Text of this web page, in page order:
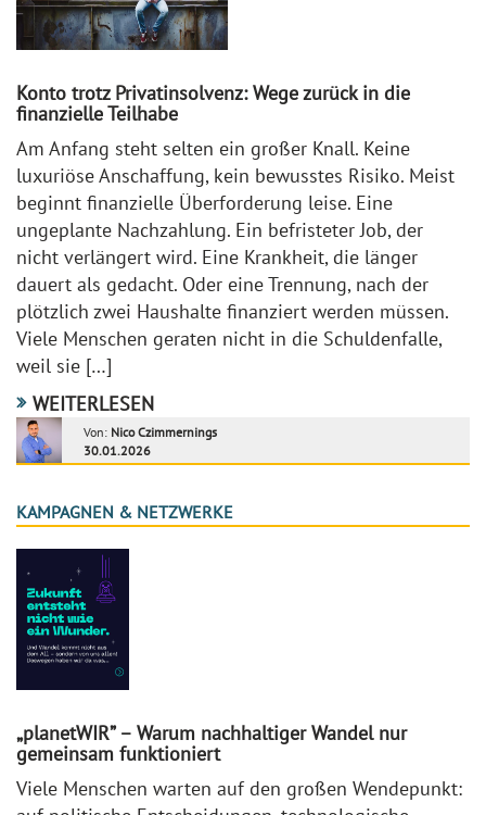
Konto trotz Privatinsolvenz: Wege zurück in die
finanzielle Teilhabe
Am Anfang steht selten ein großer Knall. Keine
luxuriöse Anschaffung, kein bewusstes Risiko. Meist
beginnt finanzielle Überforderung leise. Eine
ungeplante Nachzahlung. Ein befristeter Job, der
nicht verlängert wird. Eine Krankheit, die länger
dauert als gedacht. Oder eine Trennung, nach der
plötzlich zwei Haushalte finanziert werden müssen.
Viele Menschen geraten nicht in die Schuldenfalle,
weil sie […]
WEITERLESEN
Von: Nico Czimmernings
30.01.2026
KAMPAGNEN & NETZWERKE
„planetWIR” – Warum nachhaltiger Wandel nur
gemeinsam funktioniert
Viele Menschen warten auf den großen Wendepunkt: